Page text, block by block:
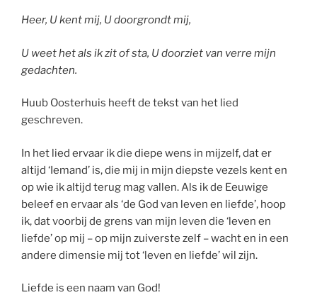
Heer, U kent mij, U doorgrondt mij,
U weet het als ik zit of sta, U doorziet van verre mijn
gedachten.
Huub Oosterhuis heeft de tekst van het lied
geschreven.
In het lied ervaar ik die diepe wens in mijzelf, dat er
altijd ‘Iemand’ is, die mij in mijn diepste vezels kent en
op wie ik altijd terug mag vallen. Als ik de Eeuwige
beleef en ervaar als ‘de God van leven en liefde’, hoop
ik, dat voorbij de grens van mijn leven die ‘leven en
liefde’ op mij – op mijn zuiverste zelf – wacht en in een
andere dimensie mij tot ‘leven en liefde’ wil zijn.
Liefde is een naam van God!